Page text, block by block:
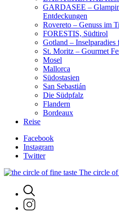
GARDASEE –
Entdeckungen
Rovereto – Genuss im
FORESTIS, Südtirol
Gotland – Inselparadies
St. Moritz – Gourmet
Mosel
Mallorca
Südostasien
San Sebastián
Die Südpfalz
Flandern
Bordeaux
Reise
Facebook
Instagram
Twitter
The circle of